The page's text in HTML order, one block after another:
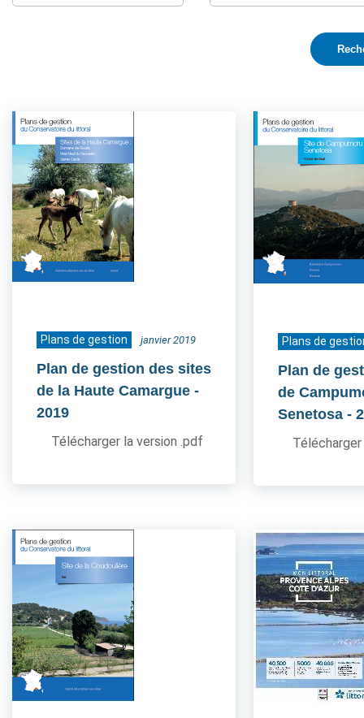
Plans de gestion janvier 2019
Plan de gestion des sites
de la Haute Camargue -
2019
Télécharger la version .pdf
Plans de
Plan de
de
Senetosa -